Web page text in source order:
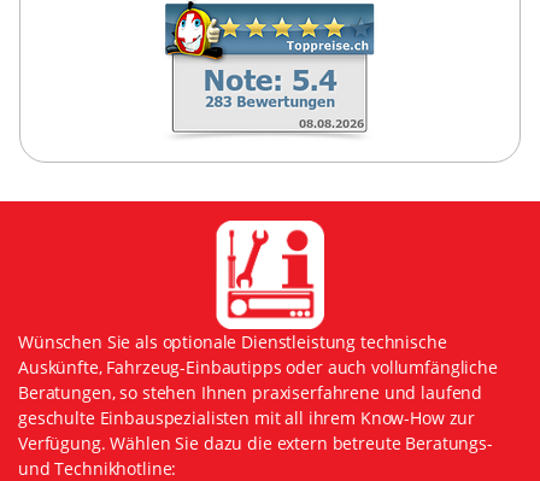
Wünschen Sie als optionale Dienstleistung technische
Auskünfte, Fahrzeug-Einbautipps oder auch vollumfängliche
Beratungen, so stehen Ihnen praxiserfahrene und laufend
geschulte Einbauspezialisten mit all ihrem Know-How zur
Verfügung. Wählen Sie dazu die extern betreute Beratungs-
und Technikhotline: